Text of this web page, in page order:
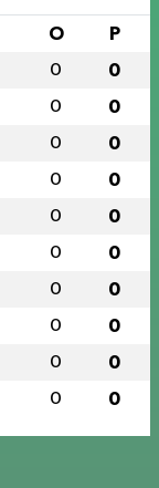
O P
0 0
0 0
0 0
0 0
0 0
0 0
0 0
0 0
0 0
0 0